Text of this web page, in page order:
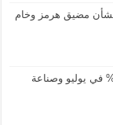
مضيق هرمز وخام
الخارجية للصين تنمو 19.2% في يوليو وصناعة